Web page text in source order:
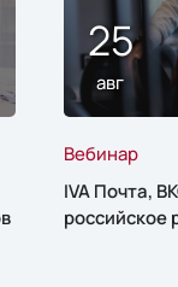
25
авг
Вебинар
IVA Почта,
российское